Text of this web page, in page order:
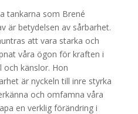
tankarna som Brené
är betydelsen av sårbarhet.
att vara starka och
våra ögon för kraften i
och känslor. Hon
är nyckeln till inre styrka
och omfamna våra
en verklig förändring i